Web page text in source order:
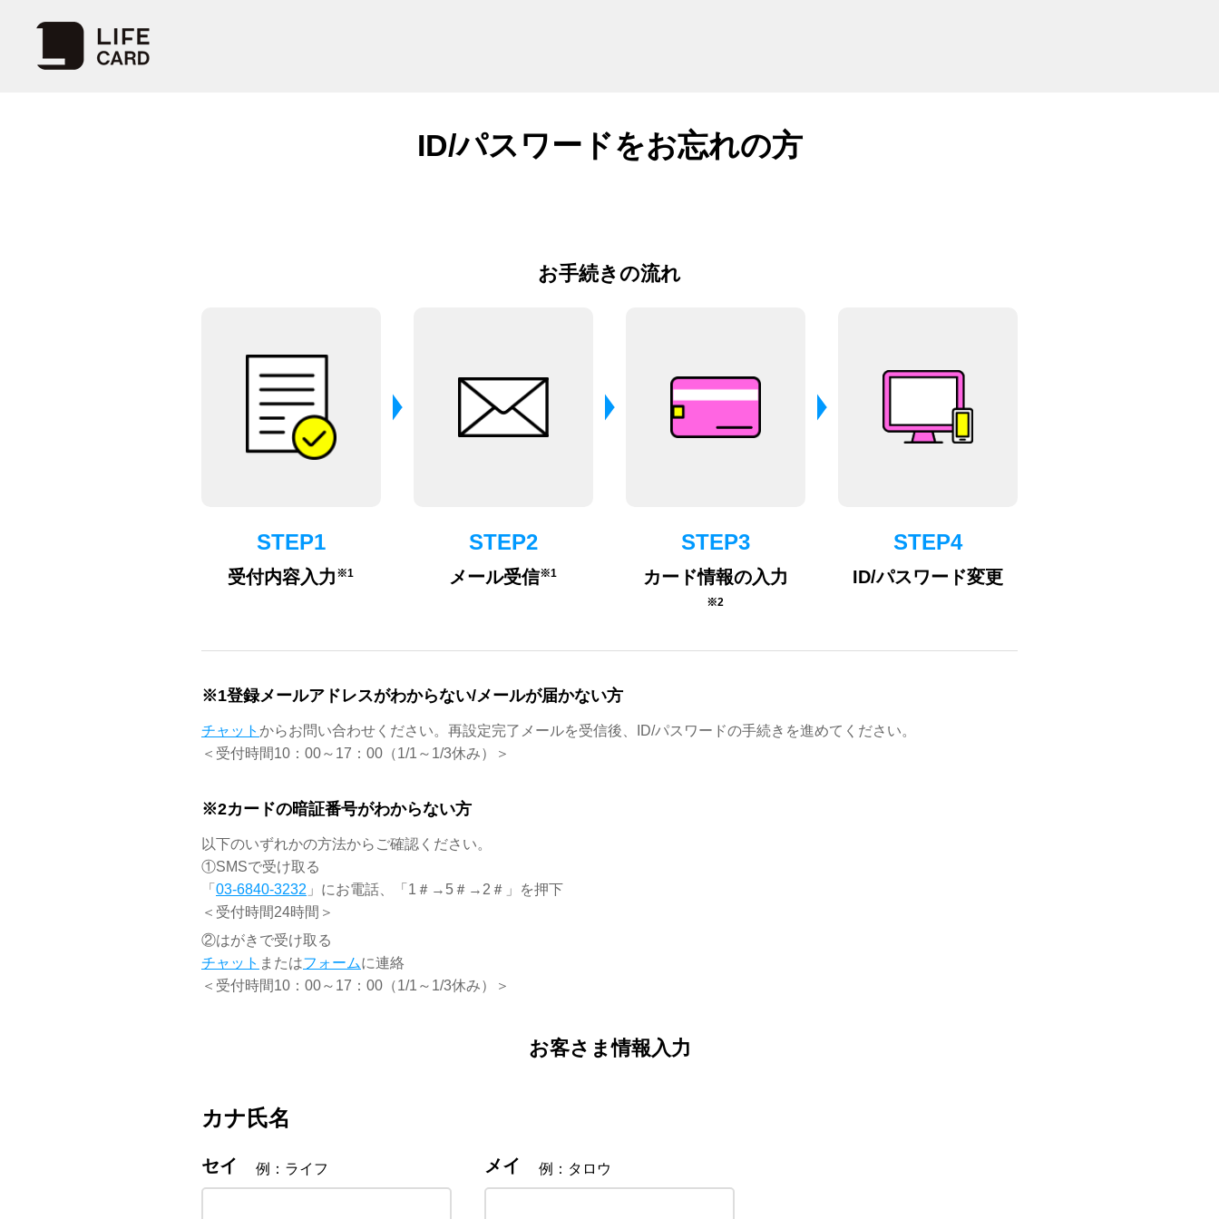
ID/パスワードをお忘れの方
お手続きの流れ
STEP1
受付内容入力 ※1
STEP2
メール受信※1
STEP3
カード情報の入力
※2
STEP4
ID/パスワード変更
※1登録メールアドレスがわからない/メールが届かない方
チャット からお問い合わせください。再設定完了メールを受信後、ID/パスワードの手続きを進めてください。
＜受付時間10：00～17：00（1/1～1/3休み）＞
※2カードの暗証番号がわからない方
以下のいずれかの方法からご確認ください。
①SMSで受け取る
「 03-6840-3232 」にお電話、「1＃→5＃→2＃」を押下
＜受付時間24時間＞
②はがきで受け取る
チャット またはフォームに連絡
＜受付時間10：00～17：00（1/1～1/3休み）＞
お客さま情報入力
カナ氏名
セイ 例：ライフ メイ 例：タロウ